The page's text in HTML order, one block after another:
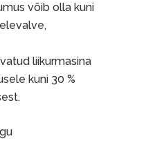
võib olla kuni
liikurmasina
kuni 30 %